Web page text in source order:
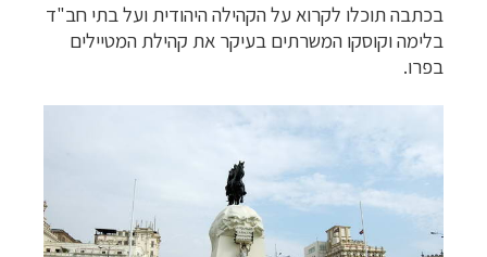
בכתבה תוכלו לקרוא על הקהילה היהודית ועל בתי חב"ד
בלימה וקוסקו המשרתים בעיקר את קהילת המטיילים
בפרו.